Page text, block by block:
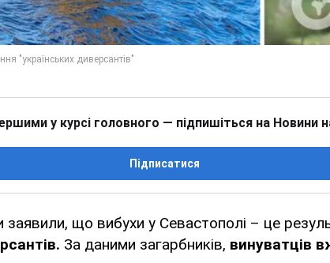
у курсі головного — підпишіться на Новини
Підписатися
заявили, що вибухи у Севастополі – це
За даними загарбників, винуватців